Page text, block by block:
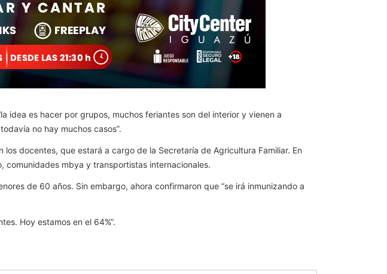
idea es hacer por grupos, muchos feriantes son del interior y vienen a
no hay muchos casos”.
docentes, que estará a cargo de la Secretaría de Agricultura Familiar. En
comunidades mbya y transportistas internacionales.
de 60 años. Sin embargo, ahora confirmaron que “se irá inmunizando a
Hoy estamos en el 64%”.